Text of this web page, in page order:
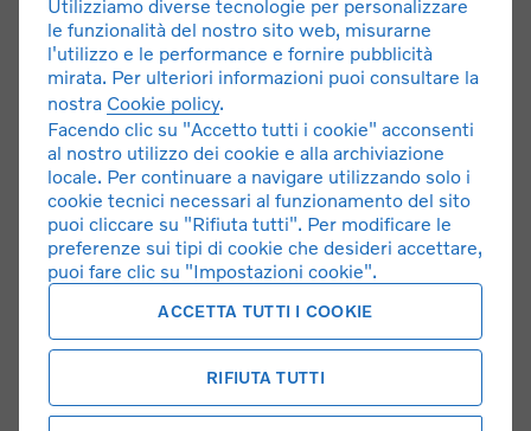
LISTINO
Volvo Selekt auto usate certificate
Utilizziamo diverse tecnologie per personalizzare
le funzionalità del nostro sito web, misurarne
l'utilizzo e le performance e fornire pubblicità
mirata. Per ulteriori informazioni puoi consultare la
nostra Cookie policy.
Facendo clic su "Accetto tutti i cookie" acconsenti
al nostro utilizzo dei cookie e alla archiviazione
locale. Per continuare a navigare utilizzando solo i
cookie tecnici necessari al funzionamento del sito
puoi cliccare su "Rifiuta tutti". Per modificare le
preferenze sui tipi di cookie che desideri accettare,
puoi fare clic su "Impostazioni cookie".
ACCETTA TUTTI I COOKIE
RIFIUTA TUTTI